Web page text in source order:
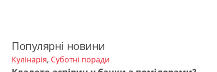
Популярні новини
Кулінарія, Суботні поради